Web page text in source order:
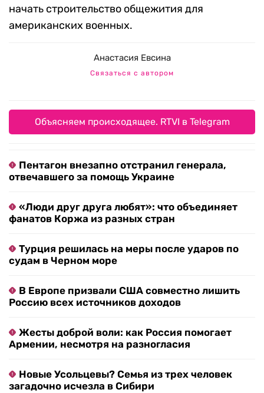
начать строительство общежития для
американских военных.
Анастасия Евсина
Связаться с автором
Объясняем происходящее. RTVI в Telegram
Пентагон внезапно отстранил генерала,
отвечавшего за помощь Украине
«Люди друг друга любят»: что объединяет
фанатов Коржа из разных стран
Турция решилась на меры после ударов по
судам в Черном море
В Европе призвали США совместно лишить
Россию всех источников доходов
Жесты доброй воли: как Россия помогает
Армении, несмотря на разногласия
Новые Усольцевы? Семья из трех человек
загадочно исчезла в Сибири